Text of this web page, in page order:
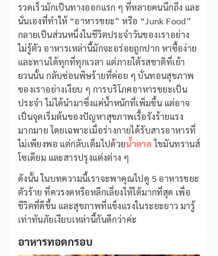
รวดเร็วมักเป็นทางออกแรก ๆ ที่หลายคนนึกถึง และ
นั่นเองที่ทำให้ “อาหารขยะ” หรือ “Junk Food”
กลายเป็นส่วนหนึ่งในชีวิตประจำวันของเราอย่าง
ไม่รู้ตัว อาหารเหล่านี้มักจะอร่อยถูกปาก หาซื้อง่าย
และทานได้ทุกที่ทุกเวลา แต่ภายใต้รสชาติที่เย้า
ยวนนั้น กลับซ่อนพิษร้ายที่ค่อย ๆ บั่นทอนสุขภาพ
ของเราอย่างเงียบ ๆ การบริโภคอาหารขยะเป็น
ประจำ ไม่ได้นำมาซึ่งแค่น้ำหนักที่เพิ่มขึ้น แต่อาจ
เป็นจุดเริ่มต้นของปัญหาสุขภาพเรื้อรังร้ายแรง
มากมาย โดยเฉพาะเมื่อร่างกายได้รับสารอาหารที่
ไม่เพียงพอ แต่กลับเต็มไปด้วยน้ำตาล ไขมันทรานส์
โซเดียม และสารปรุงแต่งต่าง ๆ
ดังนั้น ในบทความนี้เราจะพาคุณไปดู 5 อาหารขยะ
ตัวร้าย ที่ควรงดหรือหลีกเลี่ยงให้ได้มากที่สุด เพื่อ
ชีวิตที่ดีขึ้น และสุขภาพที่แข็งแรงในระยะยาว มารู้
เท่าทันภัยเงียบเหล่านี้กันดีกว่าค่ะ
อาหารทอดกรอบ